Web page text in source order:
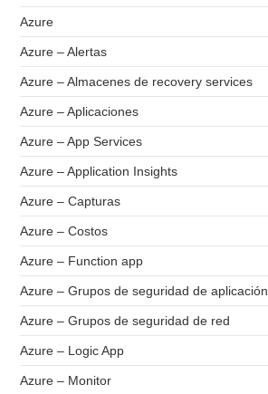
Azure
Azure – Alertas
Azure – Almacenes de recovery services
Azure – Aplicaciones
Azure – App Services
Azure – Application Insights
Azure – Capturas
Azure – Costos
Azure – Function app
Azure – Grupos de seguridad de aplicación
Azure – Grupos de seguridad de red
Azure – Logic App
Azure – Monitor